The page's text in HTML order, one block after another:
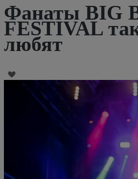
Фанаты BIG
FESTIVAL
любят